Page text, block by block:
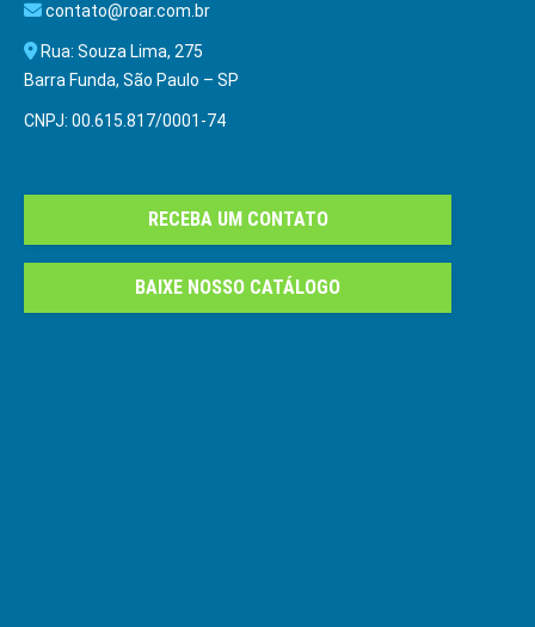
contato@roar.com.br
Rua: Souza Lima, 275
Barra Funda, São Paulo – SP
CNPJ: 00.615.817/0001-74
RECEBA UM CONTATO
BAIXE NOSSO CATÁLOGO